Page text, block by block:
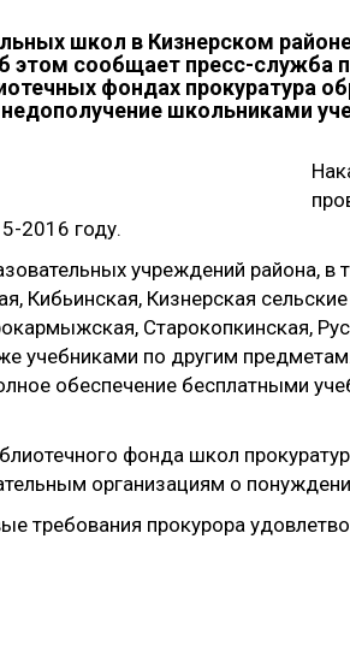
школ в Кизнерском
этом сообщает пресс-служба
фондах прокуратура
школьниками
2016 году.
учреждений
Кибьинская, Кизнерская
Старокопкинская,
учебниками по другим
обеспечение бесплатными
фонда школ
организациям о
требования прокурора